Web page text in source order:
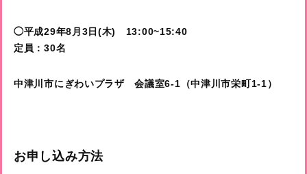
◯平成29年8月3日(木) 13:00~15:40
定員：30名
中津川市にぎわいプラザ 会議室6-1（中津川市栄町1-1）
お申し込み方法